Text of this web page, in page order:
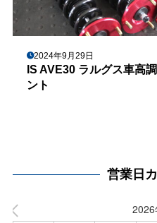
2024年9月29日
IS AVE30 ラルグス車高
ント
営業日
2026